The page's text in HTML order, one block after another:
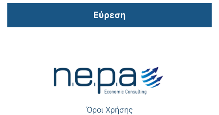
Εύρεση
Όροι Χρήσης